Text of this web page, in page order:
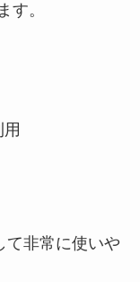
す。
て非常に使いや